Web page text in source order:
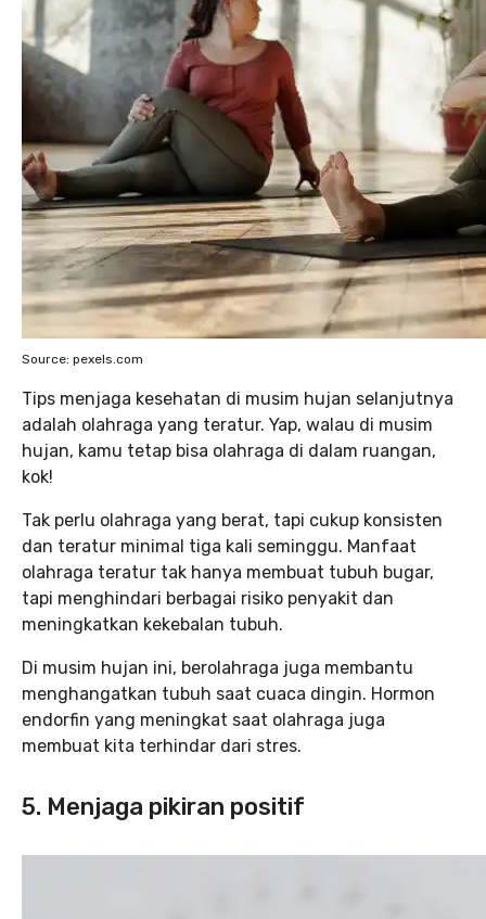
Source: pexels.com
Tips menjaga kesehatan di musim hujan selanjutnya
adalah olahraga yang teratur. Yap, walau di musim
hujan, kamu tetap bisa olahraga di dalam ruangan,
kok!
Tak perlu olahraga yang berat, tapi cukup konsisten
dan teratur minimal tiga kali seminggu. Manfaat
olahraga teratur tak hanya membuat tubuh bugar,
tapi menghindari berbagai risiko penyakit dan
meningkatkan kekebalan tubuh.
Di musim hujan ini, berolahraga juga membantu
menghangatkan tubuh saat cuaca dingin. Hormon
endorfin yang meningkat saat olahraga juga
membuat kita terhindar dari stres.
5. Menjaga pikiran positif